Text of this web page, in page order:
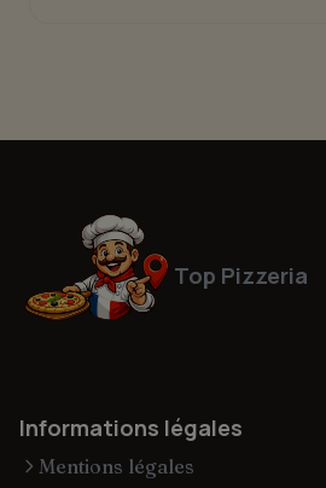
Top Pizzeria
Informations légales
Mentions légales